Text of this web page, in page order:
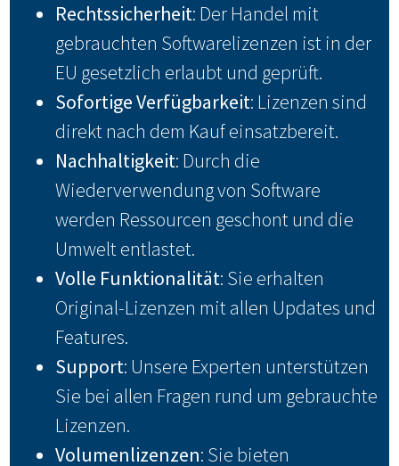
Rechtssicherheit: Der Handel mit
gebrauchten Softwarelizenzen ist in der
EU gesetzlich erlaubt und geprüft.
Sofortige Verfügbarkeit: Lizenzen sind
direkt nach dem Kauf einsatzbereit.
Nachhaltigkeit: Durch die
Wiederverwendung von Software
werden Ressourcen geschont und die
Umwelt entlastet.
Volle Funktionalität: Sie erhalten
Original-Lizenzen mit allen Updates und
Features.
Support: Unsere Experten unterstützen
Sie bei allen Fragen rund um gebrauchte
Lizenzen.
Volumenlizenzen: Sie bieten